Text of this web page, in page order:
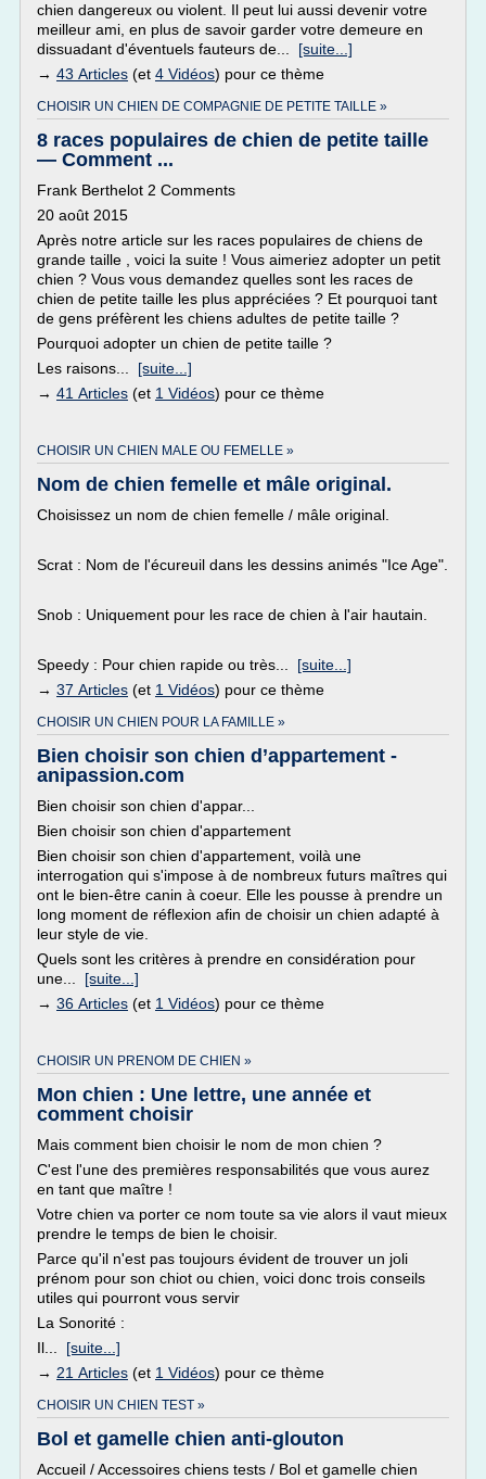
chien dangereux ou violent. Il peut lui aussi devenir votre
meilleur ami, en plus de savoir garder votre demeure en
dissuadant d'éventuels fauteurs de... [suite...]
→ 43 Articles (et 4 Vidéos) pour ce thème
CHOISIR UN CHIEN DE COMPAGNIE DE PETITE TAILLE »
8 races populaires de chien de petite taille
— Comment ...
Frank Berthelot 2 Comments
20 août 2015
Après notre article sur les races populaires de chiens de
grande taille , voici la suite ! Vous aimeriez adopter un petit
chien ? Vous vous demandez quelles sont les races de
chien de petite taille les plus appréciées ? Et pourquoi tant
de gens préfèrent les chiens adultes de petite taille ?
Pourquoi adopter un chien de petite taille ?
Les raisons... [suite...]
→ 41 Articles (et 1 Vidéos) pour ce thème
CHOISIR UN CHIEN MALE OU FEMELLE »
Nom de chien femelle et mâle original.
Choisissez un nom de chien femelle / mâle original.
Scrat : Nom de l'écureuil dans les dessins animés "Ice Age".
Snob : Uniquement pour les race de chien à l'air hautain.
Speedy : Pour chien rapide ou très... [suite...]
→ 37 Articles (et 1 Vidéos) pour ce thème
CHOISIR UN CHIEN POUR LA FAMILLE »
Bien choisir son chien d’appartement -
anipassion.com
Bien choisir son chien d'appar...
Bien choisir son chien d'appartement
Bien choisir son chien d'appartement, voilà une
interrogation qui s'impose à de nombreux futurs maîtres qui
ont le bien-être canin à coeur. Elle les pousse à prendre un
long moment de réflexion afin de choisir un chien adapté à
leur style de vie.
Quels sont les critères à prendre en considération pour
une... [suite...]
→ 36 Articles (et 1 Vidéos) pour ce thème
CHOISIR UN PRENOM DE CHIEN »
Mon chien : Une lettre, une année et
comment choisir
Mais comment bien choisir le nom de mon chien ?
C'est l'une des premières responsabilités que vous aurez
en tant que maître !
Votre chien va porter ce nom toute sa vie alors il vaut mieux
prendre le temps de bien le choisir.
Parce qu'il n'est pas toujours évident de trouver un joli
prénom pour son chiot ou chien, voici donc trois conseils
utiles qui pourront vous servir
La Sonorité :
Il... [suite...]
→ 21 Articles (et 1 Vidéos) pour ce thème
CHOISIR UN CHIEN TEST »
Bol et gamelle chien anti-glouton
Accueil / Accessoires chiens tests / Bol et gamelle chien